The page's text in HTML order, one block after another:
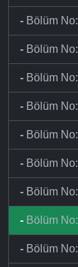
- Bölüm No:
- Bölüm No:
- Bölüm No:
- Bölüm No:
- Bölüm No:
- Bölüm No:
- Bölüm No:
- Bölüm No:
- Bölüm No: